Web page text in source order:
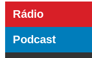
Rádio
Podcast